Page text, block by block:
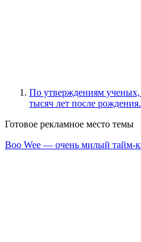
По утверждениям ученых,
тысяч лет после рождения.
Готовое рекламное место темы
Boo Wee — очень милый тайм-